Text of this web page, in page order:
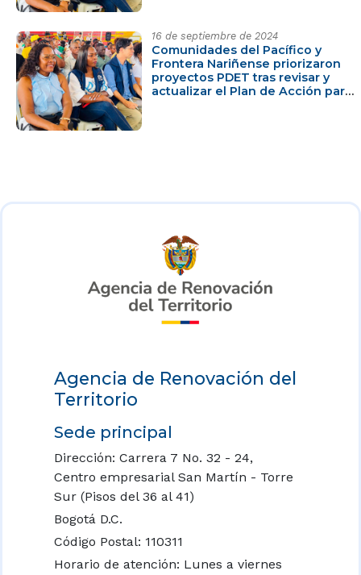
16 de septiembre de 2024
Comunidades del Pacífico y
Frontera Nariñense priorizaron
proyectos PDET tras revisar y
actualizar el Plan de Acción para
Agencia de Renovación del
Territorio
Sede principal
Dirección: Carrera 7 No. 32 - 24,
Centro empresarial San Martín - Torre
Sur (Pisos del 36 al 41)
Bogotá D.C.
Código Postal: 110311
Horario de atención: Lunes a viernes